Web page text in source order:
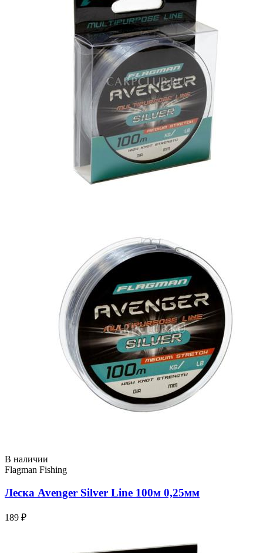
В наличии
Flagman Fishing
Леска Avenger Silver Line 100м 0,25мм
189 ₽